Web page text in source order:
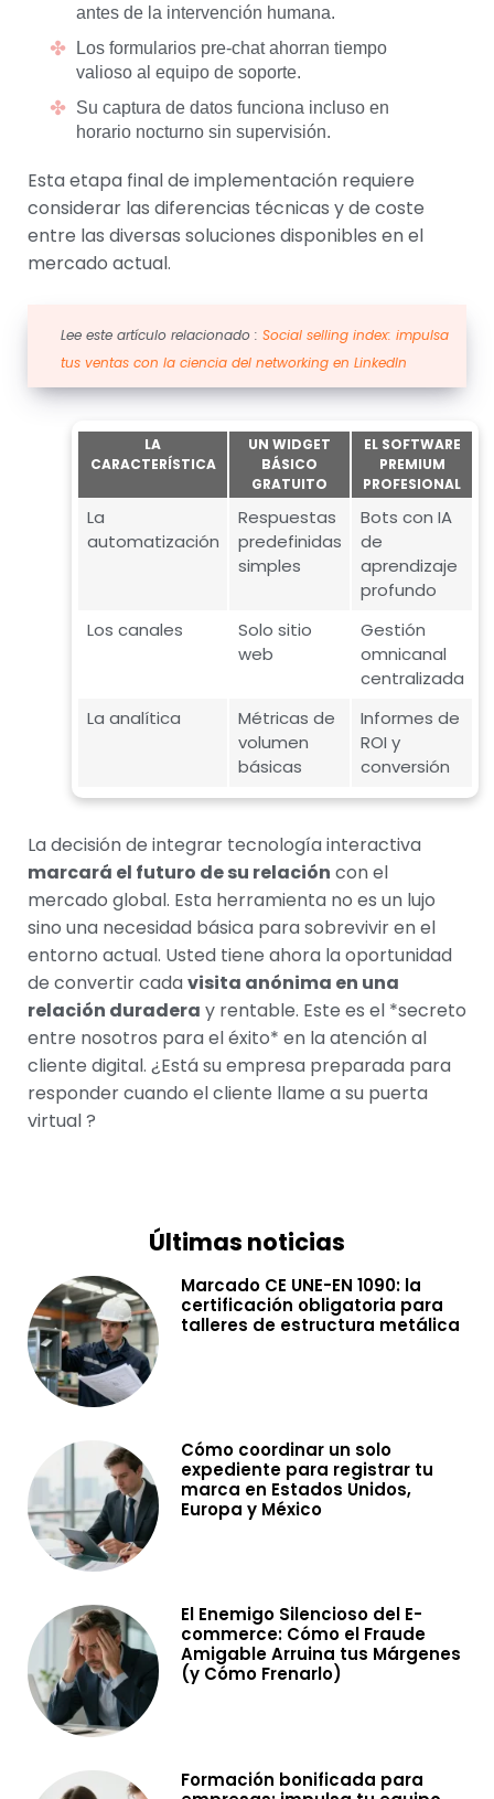
antes de la intervención humana.
Los formularios pre-chat ahorran tiempo
valioso al equipo de soporte.
Su captura de datos funciona incluso en
horario nocturno sin supervisión.
Esta etapa final de implementación requiere
considerar las diferencias técnicas y de coste
entre las diversas soluciones disponibles en el
mercado actual.
Lee este artículo relacionado : Social selling index: impulsa
tus ventas con la ciencia del networking en LinkedIn
LA
CARACTERÍSTICA
UN WIDGET
BÁSICO
GRATUITO
EL SOFTWARE
PREMIUM
PROFESIONAL
La
automatización
Respuestas
predefinidas
simples
Bots con IA
de
aprendizaje
profundo
Los canales
Solo sitio
web
Gestión
omnicanal
centralizada
La analítica
Métricas de
volumen
básicas
Informes de
ROI y
conversión
La decisión de integrar tecnología interactiva
marcará el futuro de su relación con el
mercado global. Esta herramienta no es un lujo
sino una necesidad básica para sobrevivir en el
entorno actual. Usted tiene ahora la oportunidad
de convertir cadavisita anónima en una
relación duradera y rentable. Este es el *secreto
entre nosotros para el éxito* en la atención al
cliente digital. ¿Está su empresa preparada para
responder cuando el cliente llame a su puerta
virtual ?
Últimas noticias
Marcado CE UNE-EN 1090: la
certificación obligatoria para
talleres de estructura metálica
Cómo coordinar un solo
expediente para registrar tu
marca en Estados Unidos,
Europa y México
El Enemigo Silencioso del E-
commerce: Cómo el Fraude
Amigable Arruina tus Márgenes
(y Cómo Frenarlo)
Formación bonificada para